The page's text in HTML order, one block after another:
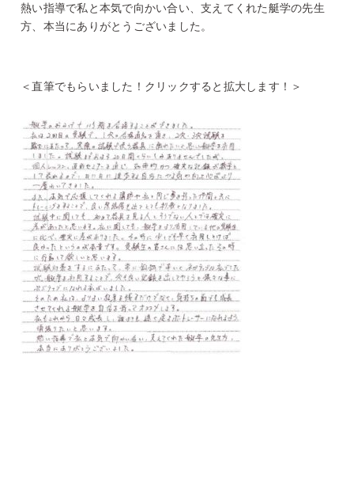
熱い指導で私と本気で向かい合い、支えてくれた艇学の先生
方、本当にありがとうございました。
＜直筆でもらいました！クリックすると拡大します！＞